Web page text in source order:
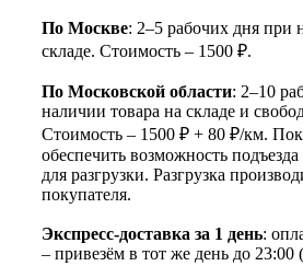
По Москве: 2–5 рабочих дня при
складе. Стоимость – 1500 ₽.
По Московской области: 2–10
наличии товара на складе и
Стоимость – 1500 ₽ + 80 ₽/км.
обеспечить возможность
для разгрузки. Разгрузка
покупателя.
Экспресс-доставка за 1 день:
– привезём в тот же день до